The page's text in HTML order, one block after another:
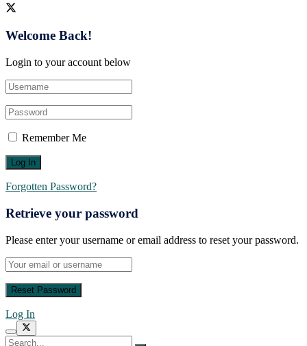
Welcome Back!
Login to your account below
Remember Me
Forgotten Password?
Retrieve your password
Please enter your username or email address to reset your password.
Log In